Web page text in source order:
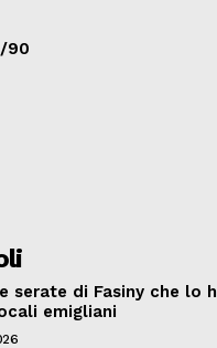
90
serate di Fasiny che lo
emigliani